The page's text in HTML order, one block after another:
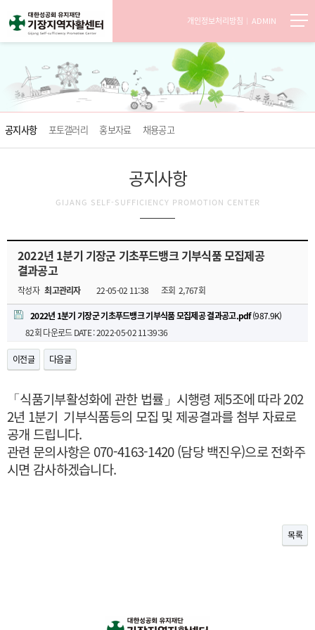
개인정보처리방침 ADMIN
공지사항 포토갤러리 홍보자료 채용공고
공지사항
GIJANG SELF-SUFFICIENCY PROMOTION CENTER
2022년 1분기 기장군 기초푸드뱅크 기부식품 모집제공
결과공고
작성자 최고관리자 22-05-02 11:38 조회 2,767회
2022년 1분기 기장군 기초푸드뱅크 기부식품 모집제공 결과공고.pdf(987.9K)
82회 다운로드DATE : 2022-05-02 11:39:36
이전글 다음글
「식품기부활성화에 관한 법률」시행령 제5조에 따라 202
2년 1분기 기부식품등의 모집 및 제공결과를 첨부 자료로
공개 드립니다.
관련 문의사항은 070-4163-1420 (담당 백진우)으로 전화주
시면 감사하겠습니다.
목록